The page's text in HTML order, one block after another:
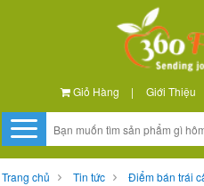
Giỏ Hàng | Giới Thiệu
Trang chủ Tin tức Điểm bán trái